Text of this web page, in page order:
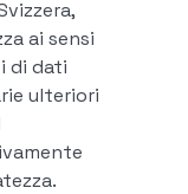
ai sensi
di dati
ulteriori